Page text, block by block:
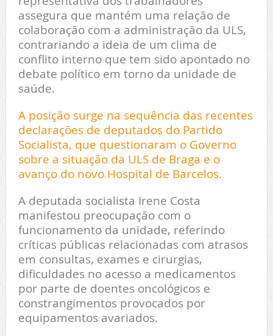
assegura que mantém uma relação de
colaboração com a administração da ULS,
contrariando a ideia de um clima de
conflito interno que tem sido apontado no
debate político em torno da unidade de
saúde.
A posição surge na sequência das recentes
declarações de deputados do Partido
Socialista, que questionaram o Governo
sobre a situação da ULS de Braga e o
avanço do novo Hospital de Barcelos.
A deputada socialista Irene Costa
manifestou preocupação com o
funcionamento da unidade, referindo
críticas públicas relacionadas com atrasos
em consultas, exames e cirurgias,
dificuldades no acesso a medicamentos
por parte de doentes oncológicos e
constrangimentos provocados por
equipamentos avariados.